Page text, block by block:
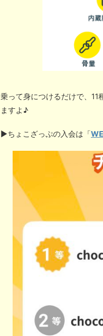
乗って身につけるだけで、
ますよ♪
▶︎ちょこざっぷの入会は「